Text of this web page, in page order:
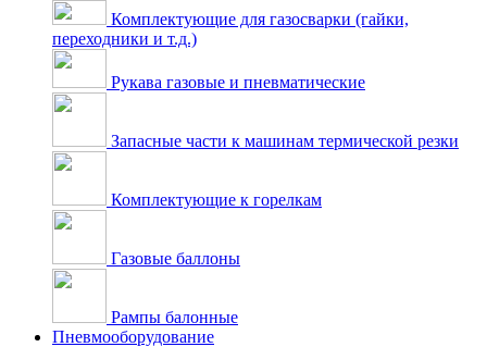
Комплектующие для газосварки (гайки,
переходники и т.д.)
Рукава газовые и пневматические
Запасные части к машинам термической резки
Комплектующие к горелкам
Газовые баллоны
Рампы балонные
Пневмооборудование